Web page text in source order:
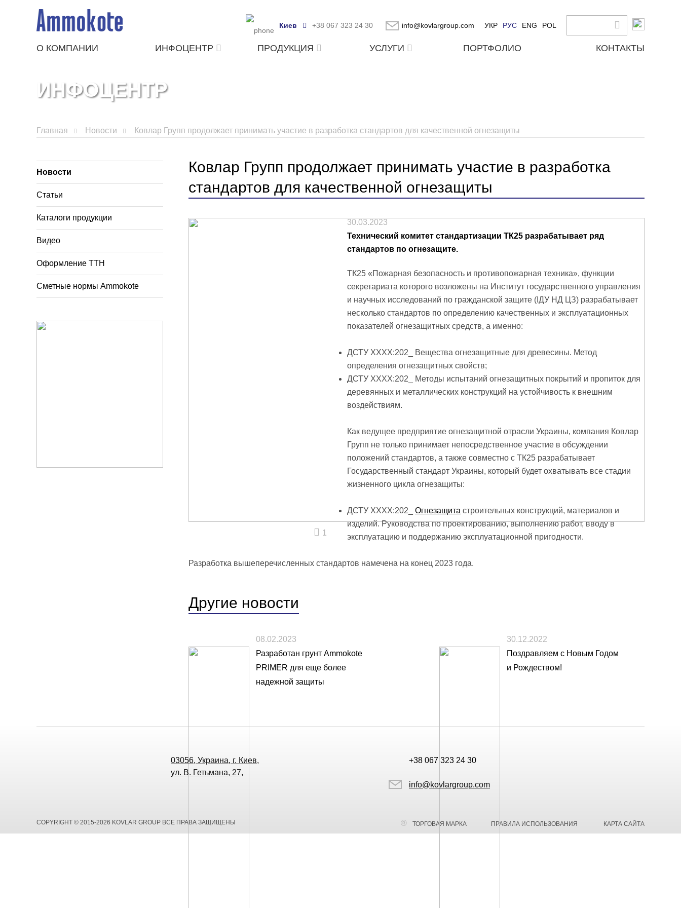
Киев +38 067 323 24 30 info@kovlargroup.com УКР РУС ENG POL
О КОМПАНИИ ИНФОЦЕНТР ПРОДУКЦИЯ УСЛУГИ ПОРТФОЛИО КОНТАКТЫ
ИНФОЦЕНТР
Главная Новости Ковлар Групп продолжает принимать участие в разработка стандартов для качественной огнезащиты
Новости
Статьи
Каталоги продукции
Видео
Оформление ТТН
Сметные нормы Ammokote
Ковлар Групп продолжает принимать участие в разработка
стандартов для качественной огнезащиты
1
30.03.2023
Технический комитет стандартизации ТК25 разрабатывает ряд
стандартов по огнезащите.
ТК25 «Пожарная безопасность и противопожарная техника», функции
секретариата которого возложены на Институт государственного управления
и научных исследований по гражданской защите (ІДУ НД ЦЗ) разрабатывает
несколько стандартов по определению качественных и эксплуатационных
показателей огнезащитных средств, а именно:
ДСТУ ХХХХ:202_ Вещества огнезащитные для древесины. Метод
определения огнезащитных свойств;
ДСТУ ХХХХ:202_ Методы испытаний огнезащитных покрытий и пропиток для
деревянных и металлических конструкций на устойчивость к внешним
воздействиям.
Как ведущее предприятие огнезащитной отрасли Украины, компания Ковлар
Групп не только принимает непосредственное участие в обсуждении
положений стандартов, а также совместно с ТК25 разрабатывает
Государственный стандарт Украины, который будет охватывать все стадии
жизненного цикла огнезащиты:
ДСТУ ХХХХ:202_ Огнезащита строительных конструкций, материалов и
изделий. Руководства по проектированию, выполнению работ, вводу в
эксплуатацию и поддержанию эксплуатационной пригодности.
Разработка вышеперечисленных стандартов намечена на конец 2023 года.
Другие новости
08.02.2023
Разработан грунт Ammokote
PRIMER для еще более
надежной защиты
30.12.2022
Поздравляем с Новым Годом
и Рождеством!
03056, Украина, г. Киев,
ул. В. Гетьмана, 27,
+38 067 323 24 30
info@kovlargroup.com
COPYRIGHT © 2015-2026 KOVLAR GROUP ВСЕ ПРАВА ЗАЩИЩЕНЫ ТОРГОВАЯ МАРКА ПРАВИЛА ИСПОЛЬЗОВАНИЯ КАРТА САЙТА